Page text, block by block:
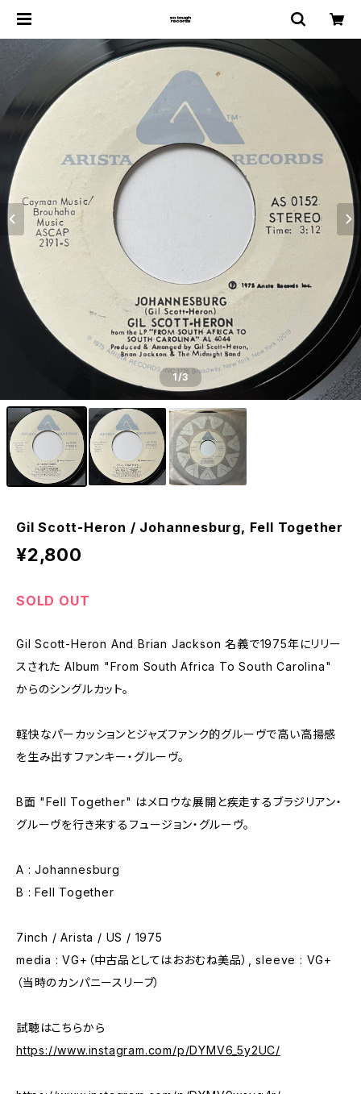
1/3
Gil Scott-Heron / Johannesburg, Fell Together
¥2,800
SOLD OUT
Gil Scott-Heron And Brian Jackson 名義で1975年にリリー
スされた Album "From South Africa To South Carolina"
からのシングルカット。
軽快なパーカッションとジャズファンク的グルーヴで高い高揚感
を生み出すファンキー・グルーヴ。
B面 "Fell Together" はメロウな展開と疾走するブラジリアン・
グルーヴを行き来するフュージョン・グルーヴ。
A : Johannesburg
B : Fell Together
7inch / Arista / US / 1975
media : VG+（中古品としてはおおむね美品）, sleeve : VG+
（当時のカンパニースリーブ）
試聴はこちらから
https://www.instagram.com/p/DYMV6_5y2UC/